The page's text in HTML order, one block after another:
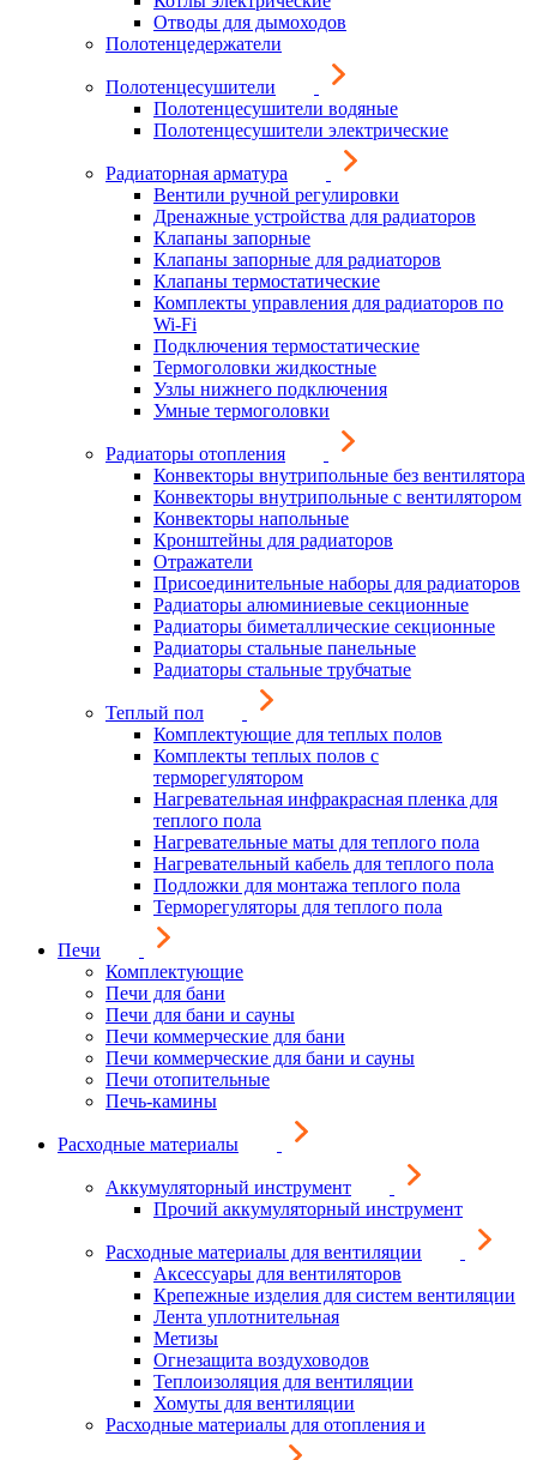
Отводы для дымоходов
Полотенцедержатели
Полотенцесушители
Полотенцесушители водяные
Полотенцесушители электрические
Радиаторная арматура
Вентили ручной регулировки
Дренажные устройства для радиаторов
Клапаны запорные
Клапаны запорные для радиаторов
Клапаны термостатические
Комплекты управления для радиаторов по
Wi-Fi
Подключения термостатические
Термоголовки жидкостные
Узлы нижнего подключения
Умные термоголовки
Радиаторы отопления
Конвекторы внутрипольные без вентилятора
Конвекторы внутрипольные с вентилятором
Конвекторы напольные
Кронштейны для радиаторов
Отражатели
Присоединительные наборы для радиаторов
Радиаторы алюминиевые секционные
Радиаторы биметаллические секционные
Радиаторы стальные панельные
Радиаторы стальные трубчатые
Теплый пол
Комплектующие для теплых полов
Комплекты теплых полов с
терморегулятором
Нагревательная инфракрасная пленка для
теплого пола
Нагревательные маты для теплого пола
Нагревательный кабель для теплого пола
Подложки для монтажа теплого пола
Терморегуляторы для теплого пола
Печи
Комплектующие
Печи для бани
Печи для бани и сауны
Печи коммерческие для бани
Печи коммерческие для бани и сауны
Печи отопительные
Печь-камины
Расходные материалы
Аккумуляторный инструмент
Прочий аккумуляторный инструмент
Расходные материалы для вентиляции
Аксессуары для вентиляторов
Крепежные изделия для систем вентиляции
Лента уплотнительная
Метизы
Огнезащита воздуховодов
Теплоизоляция для вентиляции
Хомуты для вентиляции
Расходные материалы для отопления и